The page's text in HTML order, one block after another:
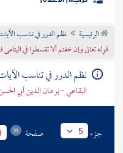
موضوعي
تراجم الأعلام
الرئيسية نظم الدرر في تناسب
قوله تعالى وإن خفتم ألا تقسطوا في
نظم الدرر في تناسب
البقاعي - برهان الدين أبي
جزء 5 صفحة